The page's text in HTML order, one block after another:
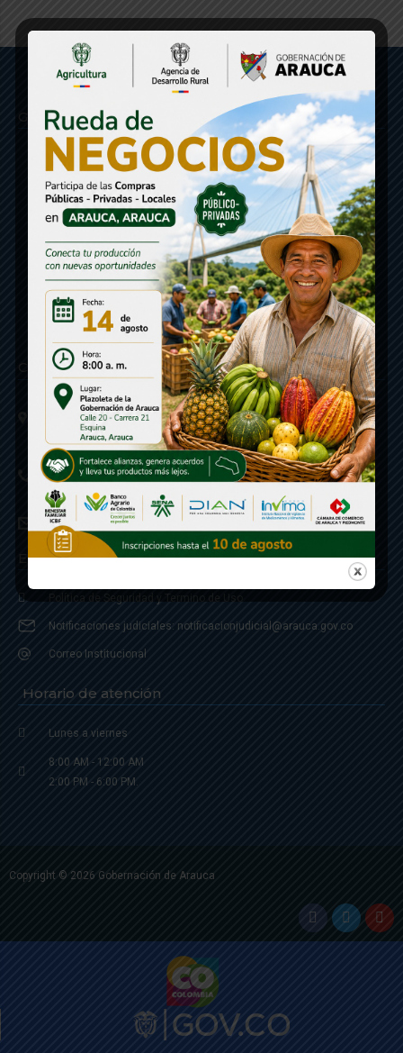
Gobernación de Arauca
Contáctenos
Calle 20 - Carrera 21 Esquina
Código postal 810001
Linea de Servicio a la Ciudadania: 57- 6078851946
Linea Anticorrupción: 607885 3374
correspondencia: archivogeneral@arauca.gov.co
Enlaces
Notificaciones judiciales: notificacionjudicial@arauca.gov.co
Correo Institucional
Horario de atención
Lunes a viernes
8:00 AM - 12:00 AM
2:00 PM - 6:00 PM.
Copyright © 2026 Gobernación de Arauca